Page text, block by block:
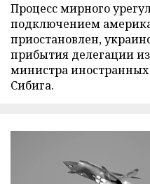
Процесс мирного
подключением
приостановлен,
прибытия делегации
министра
Сибига.